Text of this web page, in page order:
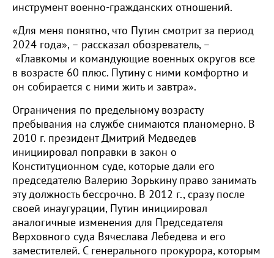
инструмент военно-гражданских отношений.
«Для меня понятно, что Путин смотрит за период
2024 года», – рассказал обозреватель, –
«Главкомы и командующие военных округов все
в возрасте 60 плюс. Путину с ними комфортно и
он собирается с ними жить и завтра».
Ограничения по предельному возрасту
пребывания на службе снимаются планомерно. В
2010 г. президент Дмитрий Медведев
инициировал поправки в закон о
Конституционном суде, которые дали его
председателю Валерию Зорькину право занимать
эту должность бессрочно. В 2012 г., сразу после
своей инаугурации, Путин инициировал
аналогичные изменения для Председателя
Верховного суда Вячеслава Лебедева и его
заместителей. С генерального прокурора, которым